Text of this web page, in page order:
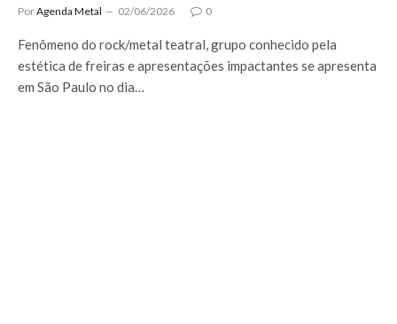
PorAgenda Metal 02/06/2026 0
Fenômeno do rock/metal teatral, grupo conhecido pela
estética de freiras e apresentações impactantes se apresenta
em São Paulo no dia…